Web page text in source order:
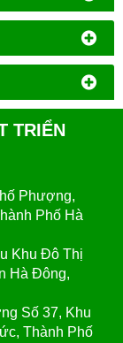
TRIỂN
Phượng,
Phố Hà
Khu Đô Thị
Hà Đông,
Số 37, Khu
Thành Phố